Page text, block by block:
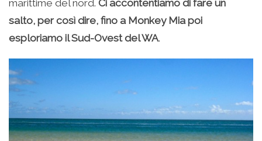
marittime del nord. Ci accontentiamo di fare un
salto, per così dire, fino a Monkey Mia poi
esploriamo il Sud-Ovest del WA.